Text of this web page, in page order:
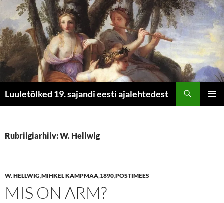
Luuletõlked 19. sajandi eesti ajalehtedest
Rubriigiarhiiv: W. Hellwig
W. HELLWIG,MIHKEL KAMPMAA,1890,POSTIMEES
MIS ON ARM?